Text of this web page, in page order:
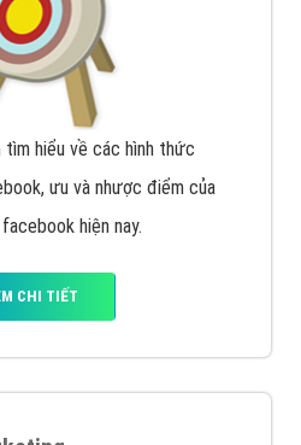
quảng cáo của Google được
4 ví trí trên cùng và 3 vị trí
cùng